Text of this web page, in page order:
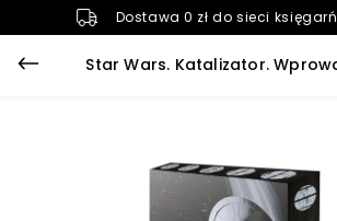
Dostawa 0 zł do sieci księgarń